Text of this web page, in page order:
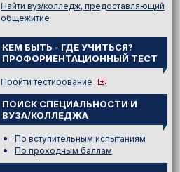
Найти вуз/колледж, предоставляющий
общежитие
КЕМ БЫТЬ - ГДЕ УЧИТЬСЯ?
ПРОФОРИЕНТАЦИОННЫЙ ТЕСТ
Пройти тестирование
ПОИСК СПЕЦИАЛЬНОСТИ И
ВУЗА/КОЛЛЕДЖА
По вступительным испытаниям
По проходным баллам